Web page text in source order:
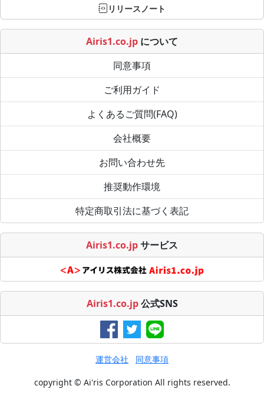
リリースノート
Airis1.co.jp について
同意事項
ご利用ガイド
よくあるご質問(FAQ)
会社概要
お問い合わせ先
推奨動作環境
特定商取引法に基づく表記
Airis1.co.jpサービス
Airis1.co.jp 公式SNS
運営会社 同意事項
copyright © Ai'ris Corporation All rights reserved.